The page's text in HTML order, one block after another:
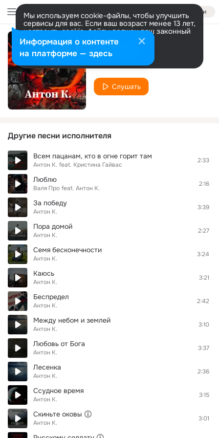
Войти
Мы используем cookie-файлы, чтобы улучшить
сервисы для вас. Если ваш возраст менее 13 лет,
настроить cookie-файлы должен ваш законный
представитель. Больше информации
Разрешить все Настроить
Штурма
Антон К.
Слушать
Другие песни исполнителя
Всем пацанам, кто в огне горит там
Антон К. feat. Кристина Гайвас
2:33
Люблю
Валя Про feat. Антон К.
2:16
За победу
Антон К.
3:39
Пора домой
Антон К.
2:27
Семя бесконечности
Антон К.
3:24
Каюсь
Антон К.
3:21
Беспредел
Антон К.
2:42
Между небом и землей
Антон К.
3:10
Любовь от Бога
Антон К.
3:37
Лесенка
Антон К.
2:36
Ссудное время
Антон К.
3:15
Скиньте оковы
Антон К.
3:01
Информация о контенте
на платформе — здесь